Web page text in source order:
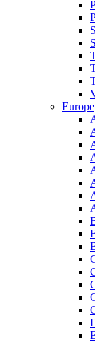
Europe